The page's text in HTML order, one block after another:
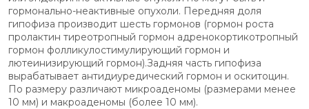
гормонально-неактивные опухоли. Передняя доля
гипофиза производит шесть гормонов (гормон роста
пролактин тиреотропный гормон адренокортикотропный
гормон фолликулостимулирующий гормон и
лютеинизирующий гормон).Задняя часть гипофиза
вырабатывает антидиуредический гормон и оскитоцин.
По размеру различают микроаденомы (размерами менее
10 мм) и макроаденомы (более 10 мм).